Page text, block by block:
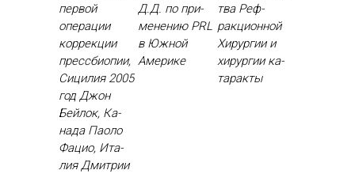
первой
операции
коррекции
прессбиопии,
Сицилия 2005
год Джон
Бей­лок, Ка­
нада Па­оло
Фа­цио, Ита­
лия Дмит­рии
Д.Д. по при­
мене­нию PRL
в Юж­ной
Аме­рике
тва Реф­
ракци­он­ной
Хи­рур­гии и
хи­рур­гии ка­
тарак­ты